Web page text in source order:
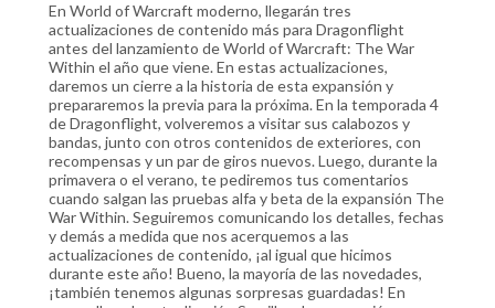
En World of Warcraft moderno, llegarán tres
actualizaciones de contenido más para Dragonflight
antes del lanzamiento de World of Warcraft: The War
Within el año que viene. En estas actualizaciones,
daremos un cierre a la historia de esta expansión y
prepararemos la previa para la próxima. En la temporada 4
de Dragonflight, volveremos a visitar sus calabozos y
bandas, junto con otros contenidos de exteriores, con
recompensas y un par de giros nuevos. Luego, durante la
primavera o el verano, te pediremos tus comentarios
cuando salgan las pruebas alfa y beta de la expansión The
War Within. Seguiremos comunicando los detalles, fechas
y demás a medida que nos acerquemos a las
actualizaciones de contenido, ¡al igual que hicimos
durante este año! Bueno, la mayoría de las novedades,
¡también tenemos algunas sorpresas guardadas! En